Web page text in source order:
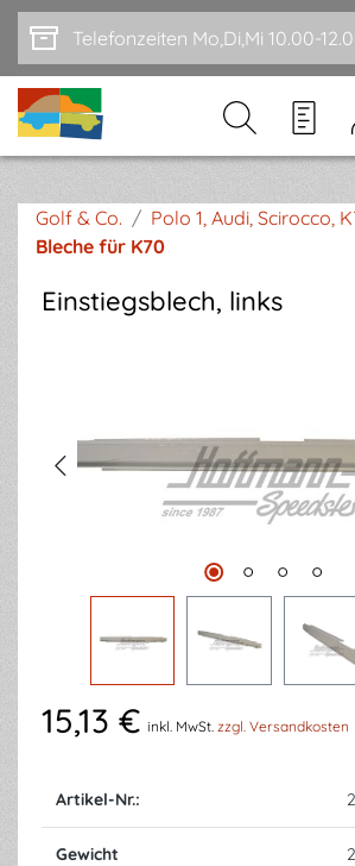
Zum Hauptinhalt springen
Golf & Co. / Polo 1, Audi, Scirocco,
Bleche für K70
Einstiegsblech, links
15,13 € inkl. MwSt. zzgl. Versandkosten
Artikel-Nr.:
Gewicht